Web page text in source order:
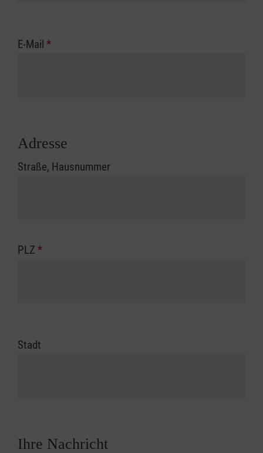
E-Mail *
Adresse
Straße, Hausnummer
PLZ *
Stadt
Ihre Nachricht